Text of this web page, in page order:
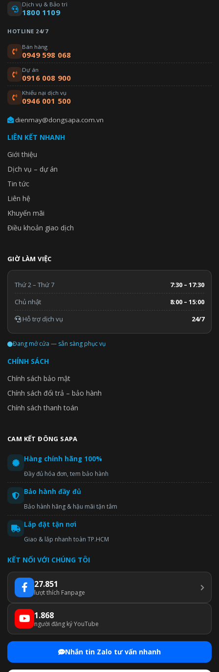
Dịch vụ & Bảo trì
1800 1109
HOTLINE 24/7
Bán hàng
0949 598 068
Dự án
0916 008 900
Khiếu nại dịch vụ
0946 001 500
dienmay@dongsapa.com.vn
LIÊN KẾT NHANH
Giới thiệu
Dịch vụ – dự án
Tin tức
Liên hệ
Khuyến mãi
Điều khoản giao dịch
GIỜ LÀM VIỆC
Thứ 2 – Thứ 7
7:30 – 17:30
Chủ nhật
8:00 – 15:00
Hỗ trợ dịch vụ
24/7
Đang mở cửa — sẵn sàng phục vụ
CHÍNH SÁCH
Chính sách bảo mật
Chính sách đổi trả – bảo hành
Chính sách thanh toán
CAM KẾT ĐÔNG SAPA
Hàng chính hãng 100%
Đầy đủ hóa đơn, tem bảo hành
Bảo hành đầy đủ
Bảo hành hãng & hậu mãi tận tâm
Lắp đặt tận nơi
Giao & lắp nhanh toàn TP.HCM
KẾT NỐI VỚI CHÚNG TÔI
27.851
lượt thích Fanpage
1.868
người đăng ký YouTube
Nhắn tin Zalo tư vấn nhanh